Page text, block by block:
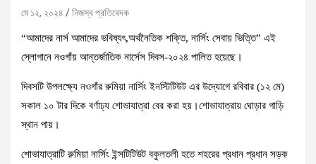
মে ১২, ২০২৪ নিজস্ব প্রতিবেদক
“আমাদের নার্স আমাদের ভবিষ্যৎ,অর্থনৈতিক শক্তি, নার্সিং সেবায় ভিত্তি” এই
স্লোগানে নওগাঁয় আন্তর্জাতিক নার্সেস দিবস-২০২৪ পালিত হয়েছে।
দিবসটি উপলক্ষ্যে নওগাঁর রুমিয়া নার্সিং ইনস্টিটিউট এর উদ্যোগে রবিবার (১২ মে)
সকাল ১০ টার দিকে বর্ণাঢ্য শোভাযাত্রা বের করা হয়।শোভাযাত্রায় ঘোড়ার গাড়ি
স্থান পায়।
শোভাযাত্রাটি রুমিয়া নার্সিং ইন্সটিটিউট বকুলতলী হতে শহরের প্রধান প্রধান সড়ক